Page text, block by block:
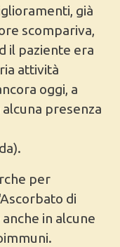
già
scompariva,
il paziente era
attività
oggi, a
presenza
per
di
in alcune